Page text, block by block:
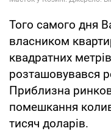
Того самого дня
власником
квадратних
розташовувався
Приблизна
помешкання
тисяч доларів.